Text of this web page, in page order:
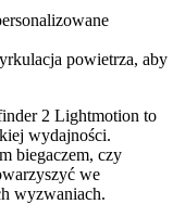
powietrza, aby
2 Lightmotion to
wydajności.
biegaczem, czy
we
wyzwaniach.